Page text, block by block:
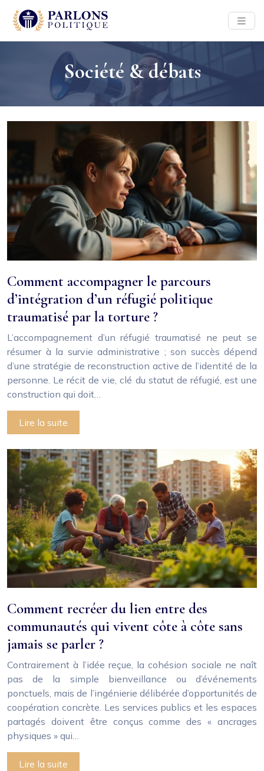
Société & débats
Comment accompagner le parcours
d’intégration d’un réfugié politique
traumatisé par la torture ?
L’accompagnement d’un réfugié traumatisé ne peut se
résumer à la survie administrative ; son succès dépend
d’une stratégie de reconstruction active de l’identité de la
personne. Le récit de vie, clé du statut de réfugié, est une
construction qui doit…
Lire la suite
Comment recréer du lien entre des
communautés qui vivent côte à côte sans
jamais se parler ?
Contrairement à l’idée reçue, la cohésion sociale ne naît
pas de la simple bienveillance ou d’événements
ponctuels, mais de l’ingénierie délibérée d’opportunités de
coopération concrète. Les services publics et les espaces
partagés doivent être conçus comme des « ancrages
physiques » qui…
Lire la suite